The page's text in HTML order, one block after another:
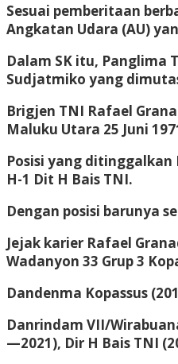
Sesuai pemberitaan
Angkatan Udara (AU)
Dalam SK itu, Panglima
Sudjatmiko yang
Brigjen TNI Rafael
Maluku Utara 25 Juni
Posisi yang
H-1 Dit H Bais TNI.
Dengan posisi barunya
Jejak karier Rafael
Wadanyon 33 Grup 3
Dandenma Kopassus
Danrindam VII/
—2021), Dir H Bais TNI